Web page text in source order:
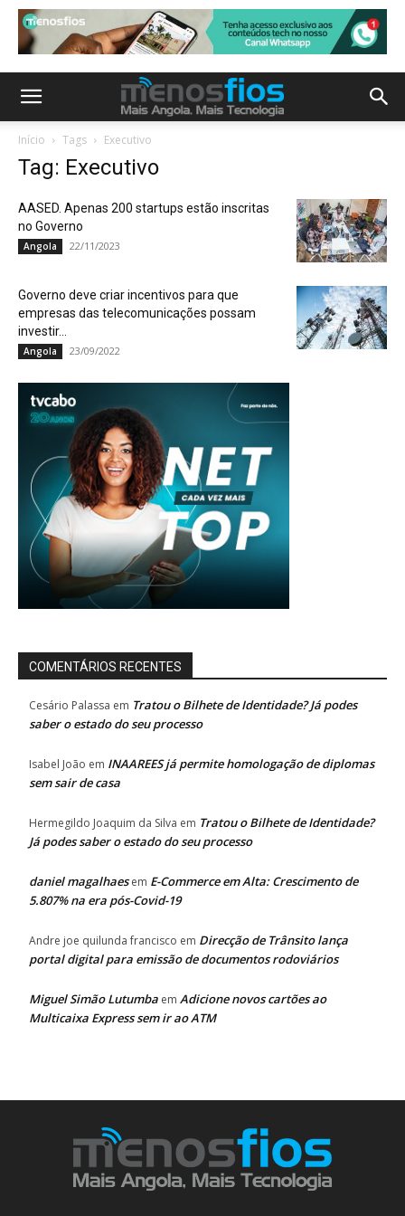
Início Tags Executivo
Tag: Executivo
AASED. Apenas 200 startups estão inscritas
no Governo
Angola 22/11/2023
Governo deve criar incentivos para que
empresas das telecomunicações possam
investir...
Angola 23/09/2022
COMENTÁRIOS RECENTES
Cesário Palassa em Tratou o Bilhete de Identidade? Já podes
saber o estado do seu processo
Isabel João em INAAREES já permite homologação de diplomas
sem sair de casa
Hermegildo Joaquim da Silva em Tratou o Bilhete de Identidade?
Já podes saber o estado do seu processo
daniel magalhaesem E-Commerce em Alta: Crescimento de
5.807% na era pós-Covid-19
Andre joe quilunda francisco em Direcção de Trânsito lança
portal digital para emissão de documentos rodoviários
Miguel Simão Lutumba em Adicione novos cartões ao
Multicaixa Express sem ir ao ATM